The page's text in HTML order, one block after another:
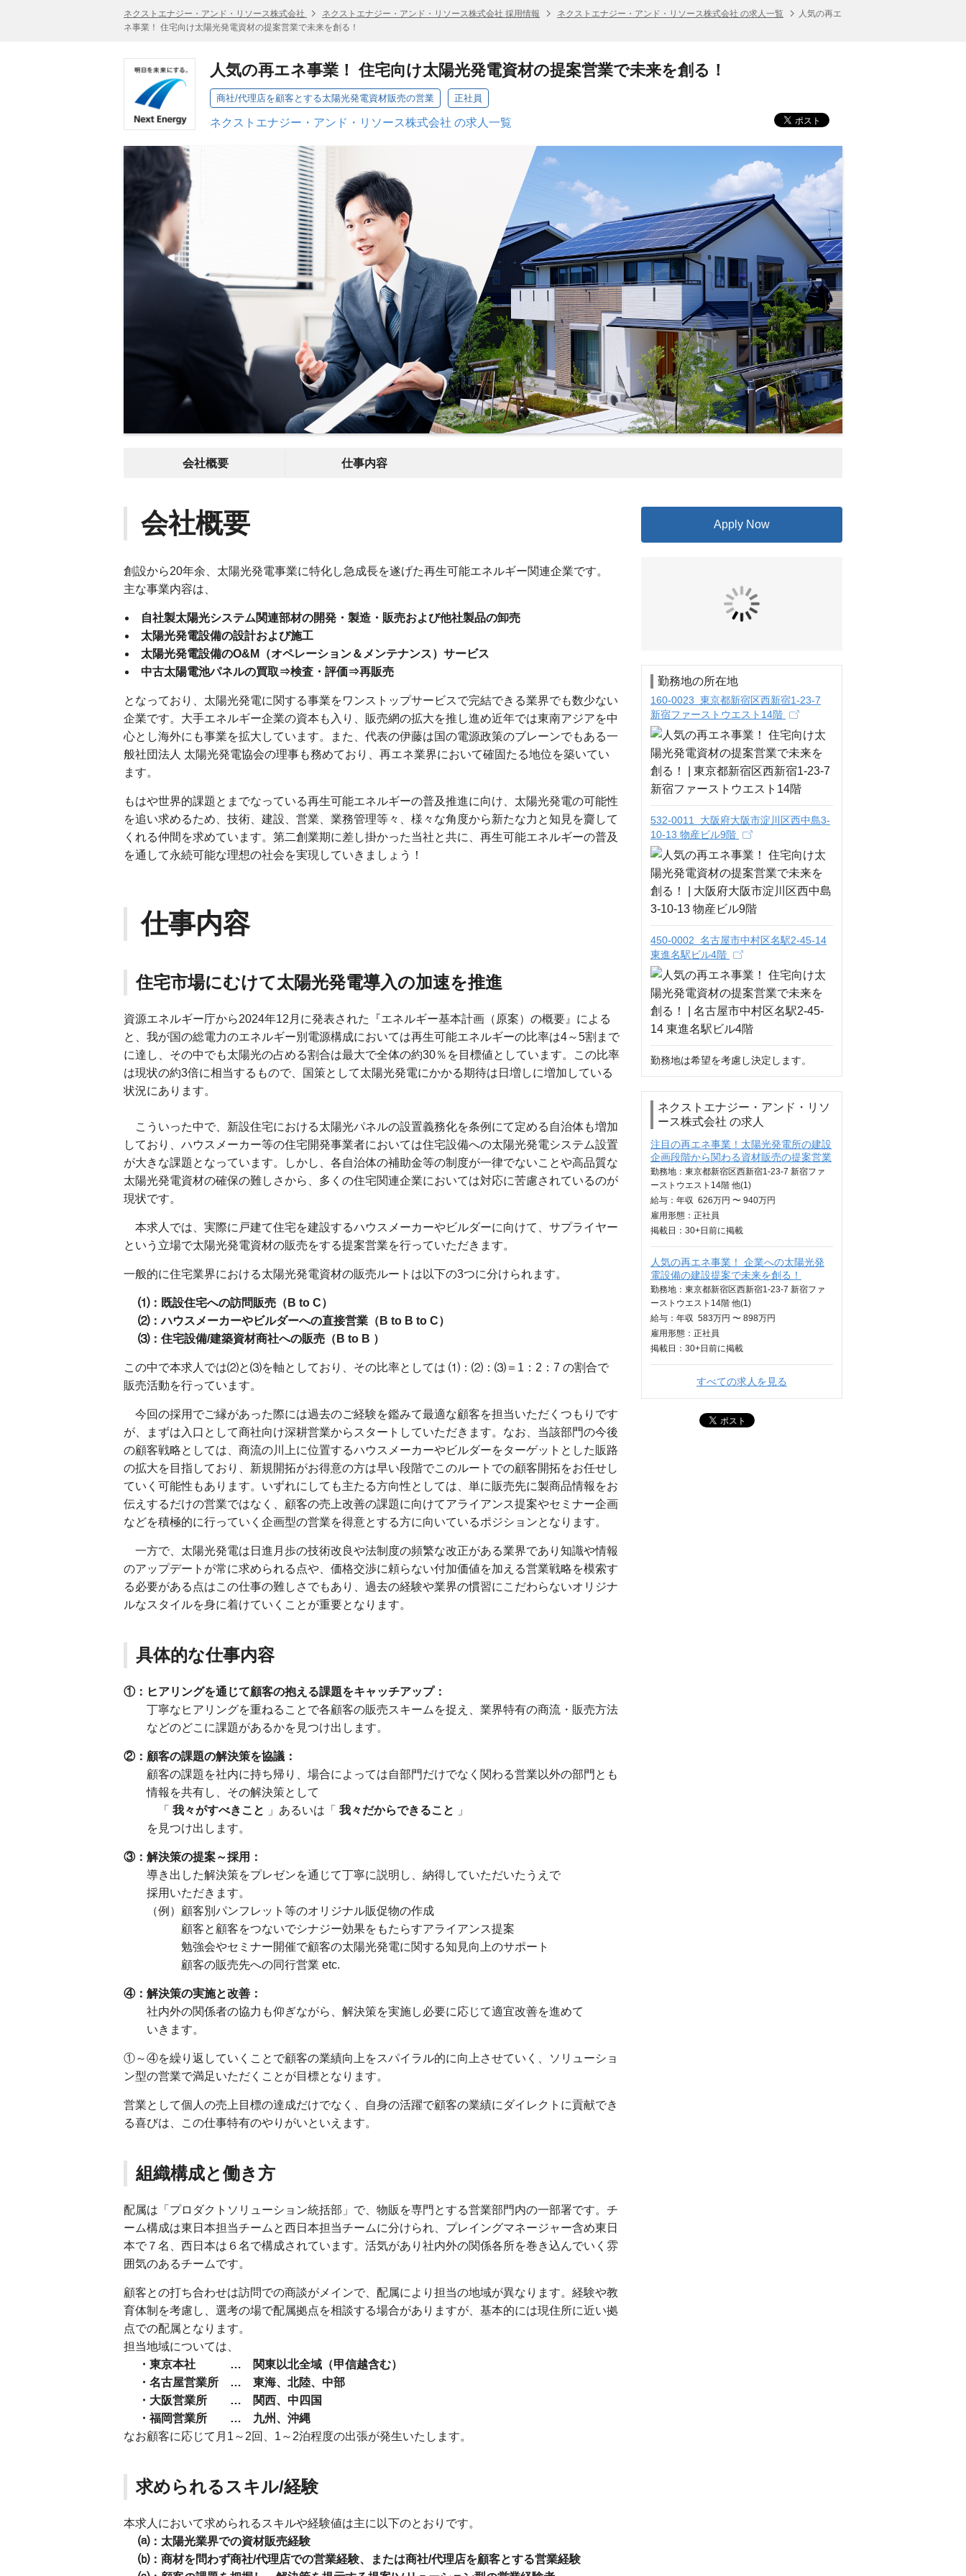
ネクストエナジー・アンド・リソース株式会社 ネクストエナジー・アンド・リソース株式会社 採用情報 ネクストエナジー・アンド・リソース株式会社 の求人一覧
人気の再エ
ネ事業！ 住宅向け太陽光発電資材の提案営業で未来を創る！
人気の再エネ事業！ 住宅向け太陽光発電資材の提案営業で未来を創る！
商社/代理店を顧客とする太陽光発電資材販売の営業 正社員
ネクストエナジー・アンド・リソース株式会社 の求人一覧
会社概要 仕事内容
会社概要
創設から20年余、太陽光発電事業に特化し急成長を遂げた再生可能エネルギー関連企業です。
主な事業内容は、
自社製太陽光システム関連部材の開発・製造・販売および他社製品の卸売
太陽光発電設備の設計および施工
太陽光発電設備のO&M（オペレーション＆メンテナンス）サービス
中古太陽電池パネルの買取⇒検査・評価⇒再販売
となっており、太陽光発電に関する事業をワンストップサービスで完結できる業界でも数少ない
企業です。大手エネルギー企業の資本も入り、販売網の拡大を推し進め近年では東南アジアを中
心とし海外にも事業を拡大しています。また、代表の伊藤は国の電源政策のブレーンでもある一
般社団法人 太陽光発電協会の理事も務めており、再エネ業界において確固たる地位を築いてい
ます。
もはや世界的課題とまでなっている再生可能エネルギーの普及推進に向け、太陽光発電の可能性
を追い求めるため、技術、建設、営業、業務管理等々、様々な角度から新たな力と知見を齎して
くれる仲間を求めています。第二創業期に差し掛かった当社と共に、再生可能エネルギーの普及
を通して永続可能な理想の社会を実現していきましょう！
仕事内容
住宅市場にむけて太陽光発電導入の加速を推進
資源エネルギー庁から2024年12月に発表された『エネルギー基本計画（原案）の概要』による
と、我が国の総電力のエネルギー別電源構成においては再生可能エネルギーの比率は4～5割まで
に達し、その中でも太陽光の占める割合は最大で全体の約30％を目標値としています。この比率
は現状の約3倍に相当するもので、国策として太陽光発電にかかる期待は日増しに増加している
状況にあります。
こういった中で、新設住宅における太陽光パネルの設置義務化を条例にて定める自治体も増加
しており、ハウスメーカー等の住宅開発事業者においては住宅設備への太陽光発電システム設置
が大きな課題となっています。しかし、各自治体の補助金等の制度が一律でないことや高品質な
太陽光発電資材の確保の難しさから、多くの住宅関連企業においては対応に苦慮されているのが
現状です。
本求人では、実際に戸建て住宅を建設するハウスメーカーやビルダーに向けて、サプライヤー
という立場で太陽光発電資材の販売をする提案営業を行っていただきます。
一般的に住宅業界における太陽光発電資材の販売ルートは以下の3つに分けられます。
⑴：既設住宅への訪問販売（B to C）
⑵：ハウスメーカーやビルダーへの直接営業（B to B to C）
⑶：住宅設備/建築資材商社への販売（B to B ）
この中で本求人では⑵と⑶を軸としており、その比率としては ⑴：⑵：⑶＝1：2：7 の割合で
販売活動を行っています。
今回の採用でご縁があった際には過去のご経験を鑑みて最適な顧客を担当いただくつもりです
が、まずは入口として商社向け深耕営業からスタートしていただきます。なお、当該部門の今後
の顧客戦略としては、商流の川上に位置するハウスメーカーやビルダーをターゲットとした販路
の拡大を目指しており、新規開拓がお得意の方は早い段階でこのルートでの顧客開拓をお任せし
ていく可能性もあります。いずれにしても主たる方向性としては、単に販売先に製商品情報をお
伝えするだけの営業ではなく、顧客の売上改善の課題に向けてアライアンス提案やセミナー企画
などを積極的に行っていく企画型の営業を得意とする方に向いているポジションとなります。
一方で、太陽光発電は日進月歩の技術改良や法制度の頻繁な改正がある業界であり知識や情報
のアップデートが常に求められる点や、価格交渉に頼らない付加価値を加える営業戦略を模索す
る必要がある点はこの仕事の難しさでもあり、過去の経験や業界の慣習にこだわらないオリジナ
ルなスタイルを身に着けていくことが重要となります。
具体的な仕事内容
①：ヒアリングを通じて顧客の抱える課題をキャッチアップ：
丁寧なヒアリングを重ねることで各顧客の販売スキームを捉え、業界特有の商流・販売方法
などのどこに課題があるかを見つけ出します。
②：顧客の課題の解決策を協議：
顧客の課題を社内に持ち帰り、場合によっては自部門だけでなく関わる営業以外の部門とも
情報を共有し、その解決策として
「 我々がすべきこと 」あるいは「 我々だからできること
」
を見つけ出します。
③：解決策の提案～採用：
導き出した解決策をプレゼンを通じて丁寧に説明し、納得していただいたうえで
採用いただきます。
（例）顧客別パンフレット等のオリジナル販促物の作成
顧客と顧客をつないでシナジー効果をもたらすアライアンス提案
勉強会やセミナー開催で顧客の太陽光発電に関する知見向上のサポート
顧客の販売先への同行営業 etc.
④：解決策の実施と改善：
社内外の関係者の協力も仰ぎながら、解決策を実施し必要に応じて適宜改善を進めて
いきます。
①～④を繰り返していくことで顧客の業績向上をスパイラル的に向上させていく、ソリューショ
ン型の営業で満足いただくことが目標となります。
営業として個人の売上目標の達成だけでなく、自身の活躍で顧客の業績にダイレクトに貢献でき
る喜びは、この仕事特有のやりがいといえます。
組織構成と働き方
配属は「プロダクトソリューション統括部」で、物販を専門とする営業部門内の一部署です。チ
ーム構成は東日本担当チームと西日本担当チームに分けられ、プレイングマネージャー含め東日
本で７名、西日本は６名で構成されています。活気があり社内外の関係各所を巻き込んでいく雰
囲気のあるチームです。
顧客との打ち合わせは訪問での商談がメインで、配属により担当の地域が異なります。経験や教
育体制を考慮し、選考の場で配属拠点を相談する場合がありますが、基本的には現住所に近い拠
点での配属となります。
担当地域については、
・東京本社 … 関東以北全域（甲信越含む）
・名古屋営業所 … 東海、北陸、中部
・大阪営業所 … 関西、中四国
・福岡営業所 … 九州、沖縄
なお顧客に応じて月1～2回、1～2泊程度の出張が発生いたします。
求められるスキル/経験
本求人において求められるスキルや経験値は主に以下のとおりです。
⒜：太陽光業界での資材販売経験
⒝：商材を問わず商社/代理店での営業経験、または商社/代理店を顧客とする営業経験
Apply Now
勤務地の所在地
160-0023 東京都新宿区西新宿1-23-7
新宿ファーストウエスト14階
532-0011 大阪府大阪市淀川区西中島3-
10-13 物産ビル9階
450-0002 名古屋市中村区名駅2-45-14
東進名駅ビル4階
勤務地は希望を考慮し決定します。
ネクストエナジー・アンド・リソ
ース株式会社 の求人
注目の再エネ事業！太陽光発電所の建設
企画段階から関わる資材販売の提案営業
勤務地：東京都新宿区西新宿1-23-7 新宿ファ
ーストウエスト14階 他(1)
給与： 年収 626万円 〜 940万円
雇用形態：正社員
掲載日： 30+日 前に掲載
人気の再エネ事業！ 企業への太陽光発
電設備の建設提案で未来を創る！
勤務地：東京都新宿区西新宿1-23-7 新宿ファ
ーストウエスト14階 他(1)
給与： 年収 583万円 〜 898万円
雇用形態：正社員
掲載日： 30+日 前に掲載
すべての求人を見る